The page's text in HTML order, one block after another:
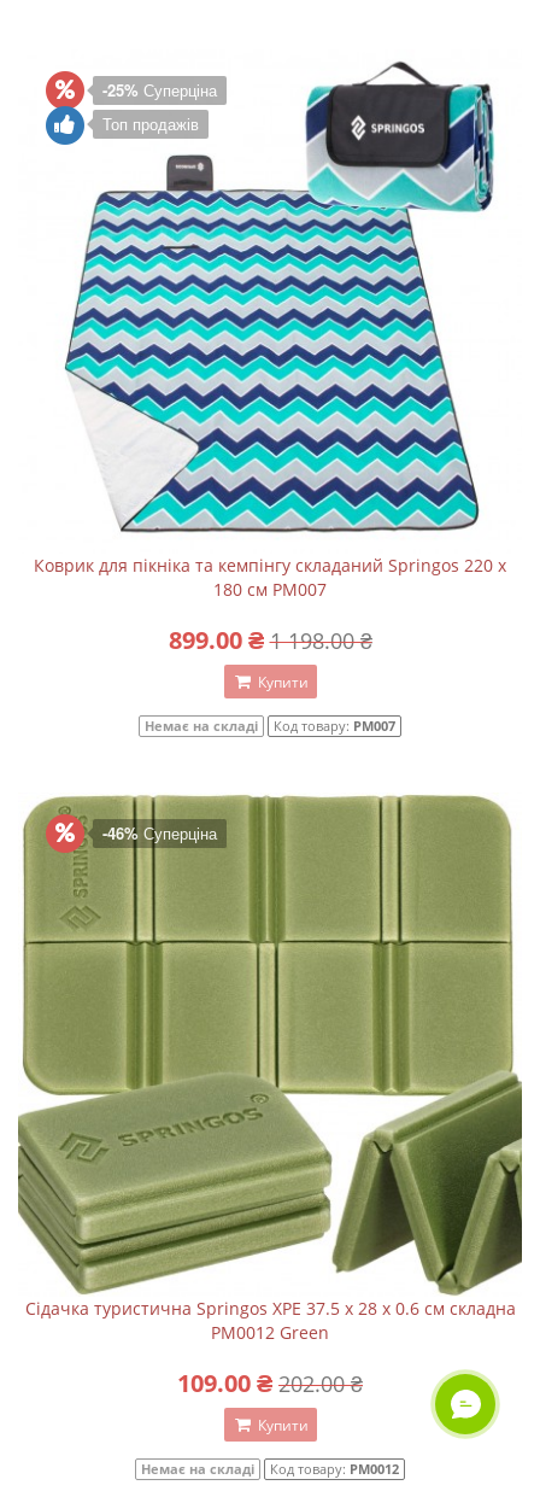
-25% Суперціна
Топ продажів
Коврик для пікніка та кемпінгу складаний Springos 220 x
180 см PM007
899.00 ₴ 1 198.00 ₴
Купити
Немає на складі Код товару: PM007
-46% Суперціна
Сідачка туристична Springos XPE 37.5 x 28 x 0.6 см складна
PM0012 Green
109.00 ₴ 202.00 ₴
Купити
Немає на складі Код товару: PM0012
ОНЛАЙН ЧАТ